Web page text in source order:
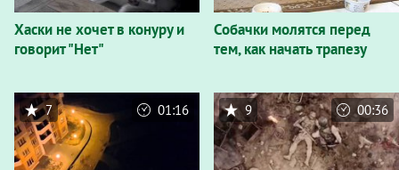
Хаски не хочет в конуру и
говорит "Нет"
Собачки молятся перед
тем, как начать трапезу
7 01:16 9 00:36